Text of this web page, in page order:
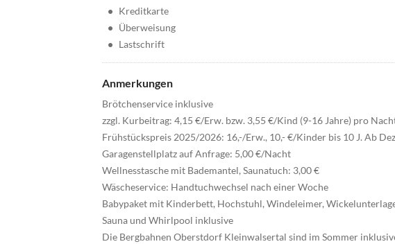
• Kreditkarte
• Überweisung
• Lastschrift
Anmerkungen
Brötchenservice inklusive
zzgl. Kurbeitrag: 4,15 €/Erw. bzw. 3,55 €/Kind (9-16 Jahre) pro
Frühstückspreis 2025/2026: 16,-/Erw., 10,- €/Kinder bis 10 J. Ab
Garagenstellplatz auf Anfrage: 5,00 €/Nacht
Wellnesstasche mit Bademantel, Saunatuch: 3,00 €
Wäscheservice: Handtuchwechsel nach einer Woche
Babypaket mit Kinderbett, Hochstuhl, Windeleimer,
Sauna und Whirlpool inklusive
Die Bergbahnen Oberstdorf Kleinwalsertal sind im Sommer